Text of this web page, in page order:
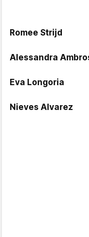
Romee Strijd
Alessandra
Eva Longoria
Nieves Alvarez